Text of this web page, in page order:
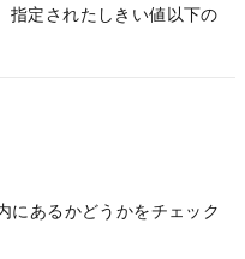
指定されたしきい値以下の
あるかどうかをチェック